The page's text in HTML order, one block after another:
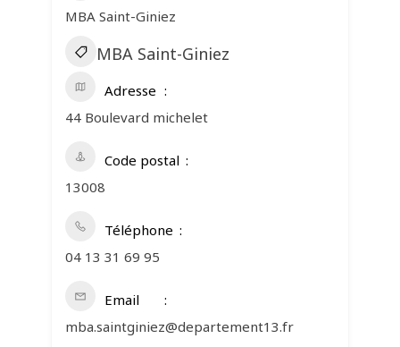
MBA Saint-Giniez
MBA Saint-Giniez
Adresse
44 Boulevard michelet
Code postal
13008
Téléphone
04 13 31 69 95
Email
mba.saintginiez@departement13.fr